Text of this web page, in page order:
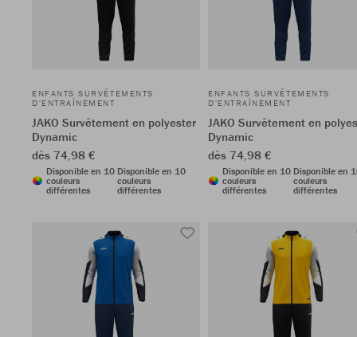
ENFANTS SURVÊTEMENTS
D'ENTRAÎNEMENT
JAKO Survêtement en polyester
Dynamic
dès 74,98 €
Disponible en 10
couleurs
différentes
Disponible en 10
couleurs
différentes
ENFANTS SURVÊTEMENTS
D'ENTRAÎNEMENT
JAKO Survêtement en
Dynamic
dès 74,98 €
Disponible en 10
couleurs
différentes
Disponible en
couleurs
différentes